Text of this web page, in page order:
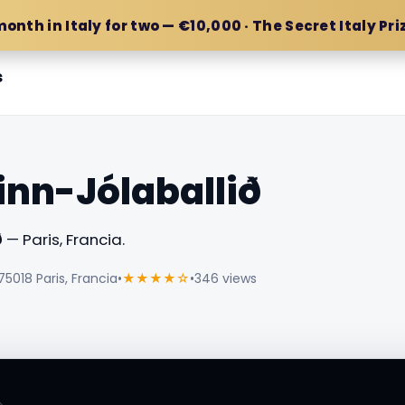
in Italy for two — €10,000 · The Secret Italy
Jólaballið
— Paris, Francia.
Paris, Francia•★★★★☆•346 views